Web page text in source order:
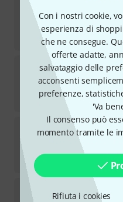
Con i nostri cookie,
esperienza di
che ne consegue.
offerte adatte,
salvataggio delle
acconsenti
preferenze,
'Va
Il consenso può
momento tramite le
Rifiuta i cookies
Disponibile
€149
beyerdynamic
6
Disponibile
€21,30
beyerdynamic
Disponibile
beyerdynamic